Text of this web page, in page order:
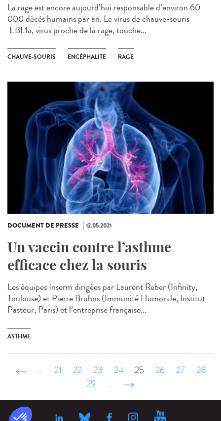
La rage est encore aujourd’hui responsable d’environ 60
000 décès humains par an. Le virus de chauve-souris
EBL1a, virus proche de la rage, touche...
CHAUVE-SOURIS ENCÉPHALITE RAGE
DOCUMENT DE PRESSE 12.05.2021
Un vaccin contre l’asthme
efficace chez la souris
Les équipes Inserm dirigées par Laurent Reber (Infinity,
Toulouse) et Pierre Bruhns (Immunité Humorale, Institut
Pasteur, Paris) et l’entreprise française...
ASTHME
‹ précédent
… 21 22 23 24 25 26 27
28
29
… suivant ›